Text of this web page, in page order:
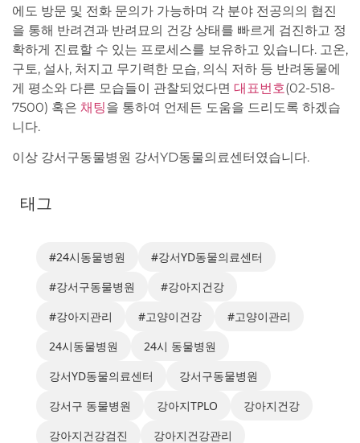
에도 방문 및 전화 문의가 가능하며 각 분야 전공의의 협진
을 통해 반려견과 반려묘의 건강 상태를 빠르게 검진하고 정
확하게 진료할 수 있는 프로세스를 보유하고 있습니다. 고온,
구토, 설사, 처지고 무기력한 모습, 의식 저하 등 반려동물에
게 평소와 다른 모습들이 관찰되었다면 대표번호(02-518-
7500) 혹은 채팅을 통하여 언제든 도움을 드리도록 하겠습
니다.
이상 강서구동물병원 강서YD동물의료센터였습니다.
태그
#24시동물병원
#강서YD동물의료센터
#강서구동물병원
#강아지건강
#강아지관리
#고양이건강
#고양이관리
24시동물병원
24시 동물병원
강서YD동물의료센터
강서구동물병원
강서구 동물병원
강아지TPLO
강아지건강
강아지건강검진
강아지건강관리